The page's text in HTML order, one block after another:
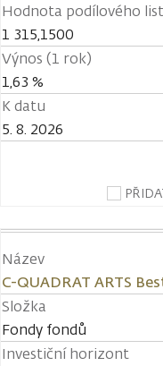
Hodnota podílového
1 315,1500
Výnos (1 rok)
1,63 %
K datu
5. 8. 2026
Název
C-QUADRAT ARTS
Složka
Fondy fondů
Investiční horizont